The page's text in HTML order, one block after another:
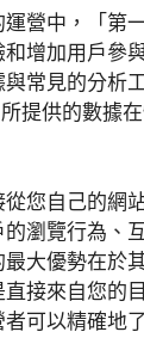
營中，「第
增加用戶參
常見的分析
提供的數據
您自己的網
瀏覽行為、
大優勢在於
接來自您的
可以精確地